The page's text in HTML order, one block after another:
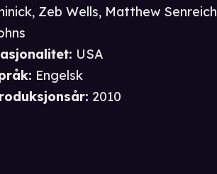
, Zeb Wells, Matthew Senreich
: USA
: Engelsk
: 2010